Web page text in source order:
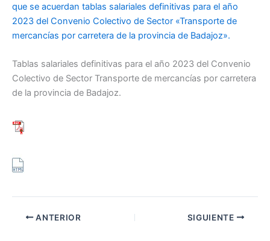
que se acuerdan tablas salariales definitivas para el año
2023 del Convenio Colectivo de Sector «Transporte de
mercancías por carretera de la provincia de Badajoz».
Tablas salariales definitivas para el año 2023 del Convenio
Colectivo de Sector Transporte de mercancías por carretera
de la provincia de Badajoz.
ANTERIOR SIGUIENTE